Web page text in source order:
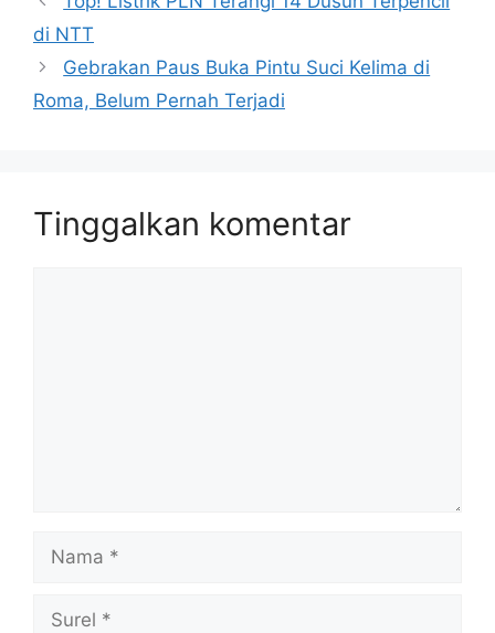
di NTT
Gebrakan Paus Buka Pintu Suci Kelima di
Roma, Belum Pernah Terjadi
Tinggalkan komentar
Nama
Surel